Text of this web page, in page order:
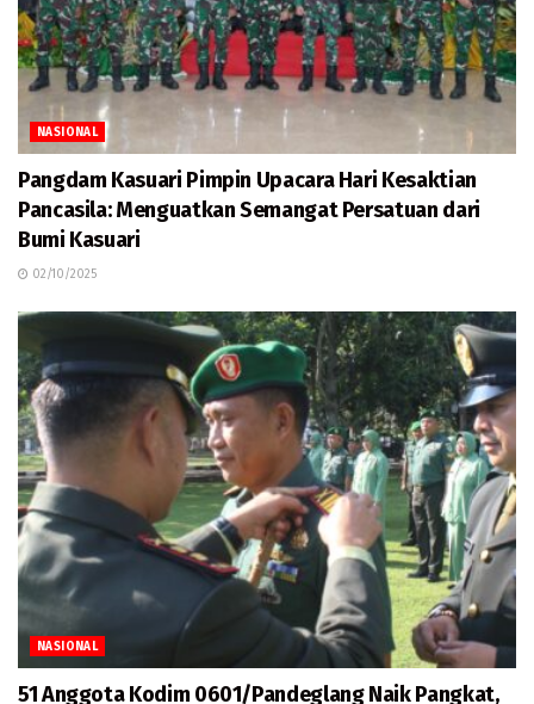
NASIONAL
Pangdam Kasuari Pimpin Upacara Hari Kesaktian
Pancasila: Menguatkan Semangat Persatuan dari
Bumi Kasuari
02/10/2025
NASIONAL
51 Anggota Kodim 0601/Pandeglang Naik Pangkat,